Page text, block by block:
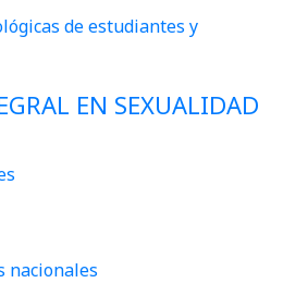
de estudiantes y
EN SEXUALIDAD
nacionales